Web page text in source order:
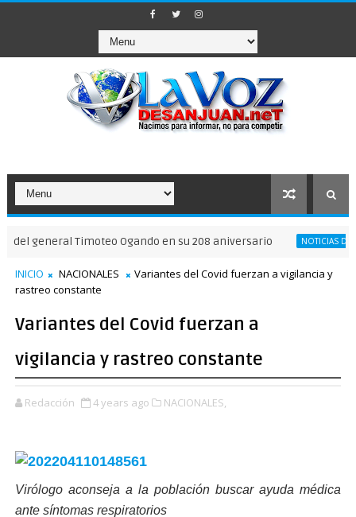
Timoteo Ogando en su 208 aniversario NOTICIAS DE SAN JUAN
INICIO NACIONALES
Variantes del Covid fuerzan a vigilancia y
rastreo constante
Variantes del Covid fuerzan a
vigilancia y rastreo constante
Redacción 4 years ago NACIONALES,
Virólogo aconseja a la población buscar ayuda médica
ante síntomas respiratorios